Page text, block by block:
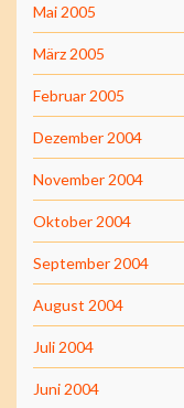
Mai 2005
März 2005
Februar 2005
Dezember 2004
November 2004
Oktober 2004
September 2004
August 2004
Juli 2004
Juni 2004